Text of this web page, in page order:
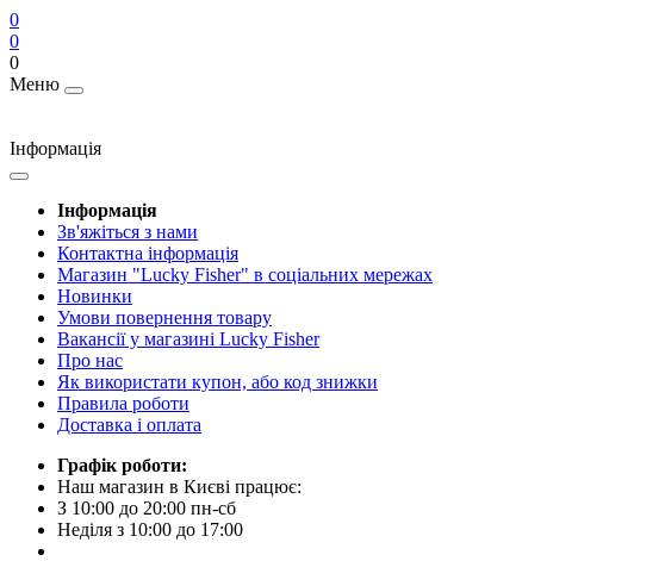
0
0
0
Меню
Інформація
Інформація
Зв'яжіться з нами
Контактна інформація
Магазин "Lucky Fisher" в соціальних мережах
Новинки
Умови повернення товару
Вакансії у магазині Lucky Fisher
Про нас
Як використати купон, або код знижки
Правила роботи
Доставка і оплата
Графік роботи:
Наш магазин в Києві працює:
З 10:00 до 20:00 пн-сб
Неділя з 10:00 до 17:00